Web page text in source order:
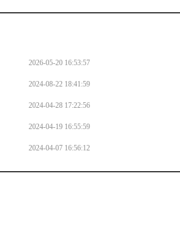
2026-05-20 16:53:57
2024-08-22 18:41:59
2024-04-28 17:22:56
2024-04-19 16:55:59
2024-04-07 16:56:12